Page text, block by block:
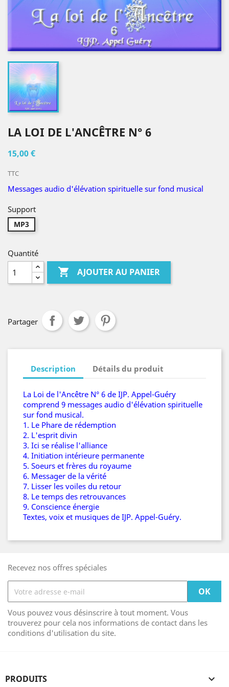
LA LOI DE L'ANCÊTRE N° 6
15,00 €
TTC
Messages audio d'élévation spirituelle sur fond musical
Support
MP3
Quantité
 AJOUTER AU PANIER
Partager
Description Détails du produit
La Loi de l'Ancêtre N° 6 de IJP. Appel-Guéry
comprend 9 messages audio d'élévation spirituelle
sur fond musical.
1. Le Phare de rédemption
2. L'esprit divin
3. Ici se réalise l'alliance
4. Initiation intérieure permanente
5. Soeurs et frères du royaume
6. Messager de la vérité
7. Lisser les voiles du retour
8. Le temps des retrouvances
9. Conscience énergie
Textes, voix et musiques de IJP. Appel-Guéry.
Recevez nos offres spéciales
Vous pouvez vous désinscrire à tout moment. Vous
trouverez pour cela nos informations de contact dans les
conditions d'utilisation du site.
PRODUITS 